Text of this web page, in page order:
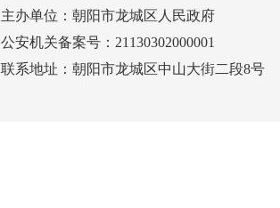
主办单位：朝阳市龙城区人民政府
公安机关备案号：21130302000001
联系地址：朝阳市龙城区中山大街二段8号